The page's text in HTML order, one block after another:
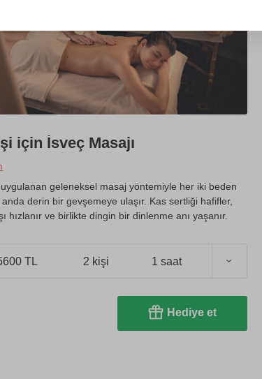
için İsveç Masajı
geleneksel masaj yöntemiyle her iki beden
anda derin bir gevşemeye ulaşır. Kas sertliği hafifler,
hızlanır ve birlikte dingin bir dinlenme anı yaşanır.
TL 2 kişi 1 saat
Hediye et